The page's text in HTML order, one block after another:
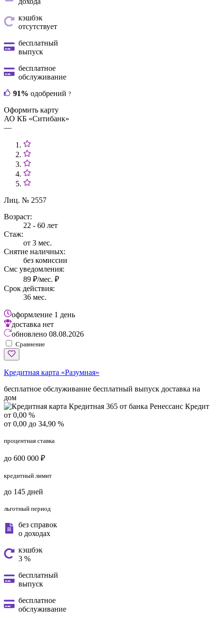
кэшбэк
отсутствует
бесплатный
выпуск
бесплатное
обслуживание
91% одобрений ?
Оформить карту
АО КБ «Ситибанк»
—
Лиц. № 2557
Возраст:
22 - 60 лет
Стаж:
от 3 мес.
Снятие наличных:
без комиссии
Смс уведомления:
89 ₽/мес. ₽
Срок действия:
36 мес.
оформление 1 день
доставка нет
обновлено 08.08.2026
Сравнение
Кредитная карта «Разумная»
бесплатное обслуживание бесплатный выпуск доставка на
дом
от 0,00 %
от 0,00 до 34,90 %
процентная ставка
до 600 000 ₽
кредитный лимит
до 145 дней
льготный период
без справок
о доходах
кэшбэк
3 %
бесплатный
выпуск
бесплатное
обслуживание